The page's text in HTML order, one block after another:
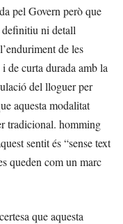
pel Govern però que
definitiu ni detall
de les
de curta durada amb la
del lloguer per
aquesta modalitat
tradicional. homming
sentit és “sense text
queden com un marc
que aquesta